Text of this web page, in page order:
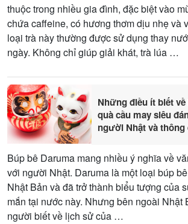
thuộc trong nhiều gia đình, đặc biệt vào
chứa caffeine, có hương thơm dịu nhẹ và
loại trà này thường được sử dụng thay
ngày. Không chỉ giúp giải khát, trà lúa …
Những điều ít biết
quà cầu may siêu
người Nhật và thông
Búp bê Daruma mang nhiều ý nghĩa về
với người Nhật. Daruma là một loại búp
Nhật Bản và đã trở thành biểu tượng của
mắn tại nước này. Nhưng bên ngoài Nhật
người biết về lịch sử của …